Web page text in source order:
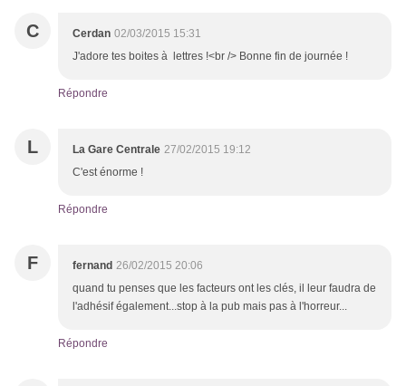
C Cerdan 02/03/2015 15:31
J'adore tes boites à lettres !<br /> Bonne fin de journée !
Répondre
L La Gare Centrale 27/02/2015 19:12
C'est énorme !
Répondre
F fernand 26/02/2015 20:06
quand tu penses que les facteurs ont les clés, il leur faudra de
l'adhésif également...stop à la pub mais pas à l'horreur...
Répondre